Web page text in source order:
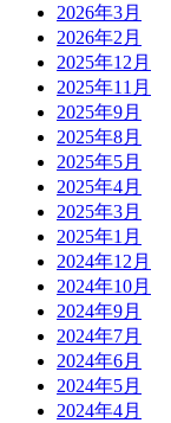
2026年3月
2026年2月
2025年12月
2025年11月
2025年9月
2025年8月
2025年5月
2025年4月
2025年3月
2025年1月
2024年12月
2024年10月
2024年9月
2024年7月
2024年6月
2024年5月
2024年4月